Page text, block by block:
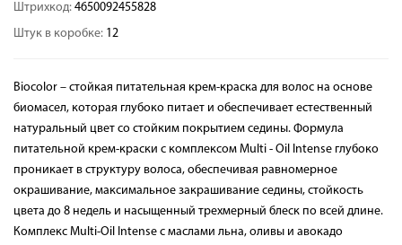
Штрихкод: 4650092455828
Штук в коробке: 12
Biocolor – стойкая питательная крем-краска для волос на основе
биомасел, которая глубоко питает и обеспечивает естественный
натуральный цвет со стойким покрытием седины. Формула
питательной крем-краски с комплексом Multi - Oil Intense глубоко
проникает в структуру волоса, обеспечивая равномерное
окрашивание, максимальное закрашивание седины, стойкость
цвета до 8 недель и насыщенный трехмерный блеск по всей длине.
Комплекс Multi-Oil Intense с маслами льна, оливы и авокадо